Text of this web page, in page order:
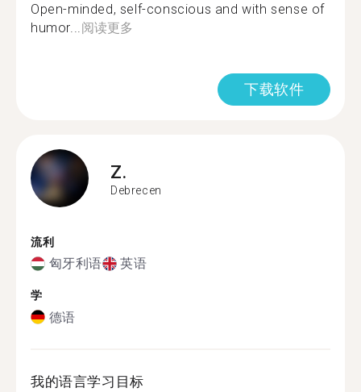
Open-minded, self-conscious and with sense of
humor... 阅读更多
下载软件
Z.
Debrecen
流利
匈牙利语 英语
学
德语
我的语言学习目标